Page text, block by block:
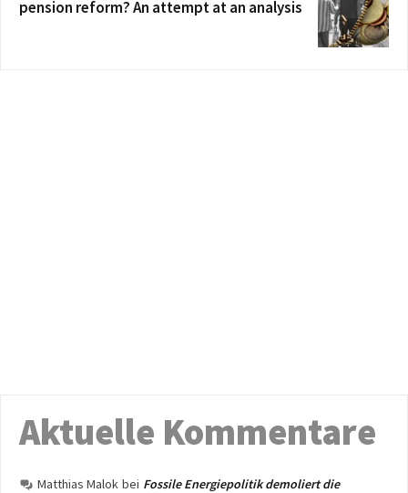
pension reform? An attempt at an analysis
Aktuelle Kommentare
Matthias Malok bei Fossile Energiepolitik demoliert die